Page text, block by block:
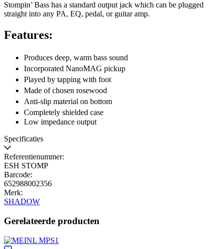
Stompin’ Bass has a standard output jack which can be plugged
straight into any PA, EQ, pedal, or guitar amp.
Features:
Produces deep, warm bass sound
Incorporated NanoMAG pickup
Played by tapping with foot
Made of chosen rosewood
Anti-slip material on bottom
Completely shielded case
Low impedance output
Specificaties
Referentienummer:
ESH STOMP
Barcode:
652988002356
Merk:
SHADOW
Gerelateerde producten